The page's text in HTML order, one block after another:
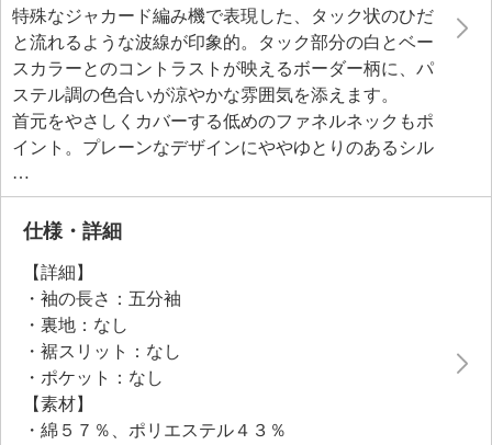
特殊なジャカード編み機で表現した、タック状のひだ
と流れるような波線が印象的。タック部分の白とベー
スカラーとのコントラストが映えるボーダー柄に、パ
ステル調の色合いが涼やかな雰囲気を添えます。
首元をやさしくカバーする低めのファネルネックもポ
イント。プレーンなデザインにややゆとりのあるシル
エットで、汗ばむ季節にも着回しやすく仕上げまし
た。二の腕を自然にカバーする五分袖タイプで、ご家
庭で洗えるのもうれしいポイントです。
仕様・詳細
【詳細】
・袖の長さ：五分袖
・裏地：なし
・裾スリット：なし
・ポケット：なし
【素材】
・綿５７％、ポリエステル４３％